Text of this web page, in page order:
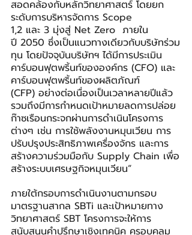
สอดคล้องกับหลักวิทยาศาสตร์ โดยยก
ระดับการบริหารจัดการ Scope
1,2 และ 3 มุ่งสู่ Net Zero  ภายใน
ปี 2050 ซึ่งเป็นแนวทางเดียวกับบริษัทร่วม
ทุน โดยปัจจุบันบริษัทฯ ได้มีการประเมิน
คาร์บอนฟุตพริ้นท์ขององค์กร (CFO) และ
คาร์บอนฟุตพริ้นท์ของผลิตภัณฑ์
(CFP) อย่างต่อเนื่องเป็นเวลาหลายปีแล้ว
รวมถึงมีการกำหนดเป้าหมายลดการปล่อย
ก๊าซเรือนกระจกผ่านการดำเนินโครงการ
ต่างๆ เช่น การใช้พลังงานหมุนเวียน การ
ปรับปรุงประสิทธิภาพเครื่องจักร และการ
สร้างความร่วมมือกับ Supply Chain เพื่อ
สร้างระบบเศรษฐกิจหมุนเวียน”
ภายใต้กรอบการดำเนินงานตามกรอบ
มาตรฐานสากล SBTi และเป้าหมายทาง
วิทยาศาสตร์ SBT โครงการจะให้การ
สนับสนุนคำปรึกษาเชิงเทคนิค ครอบคลุม